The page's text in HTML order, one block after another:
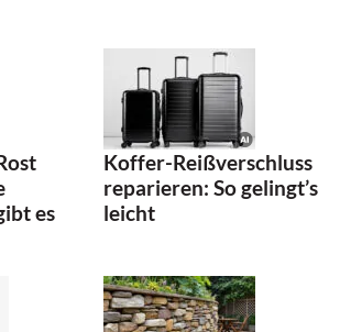
es
Koffer-Reißverschluss
reparieren: So gelingt’s
leicht